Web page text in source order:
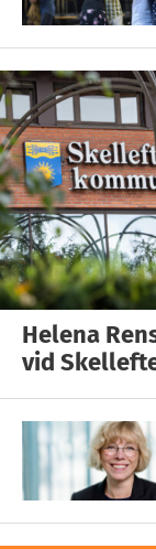
Helena
vid